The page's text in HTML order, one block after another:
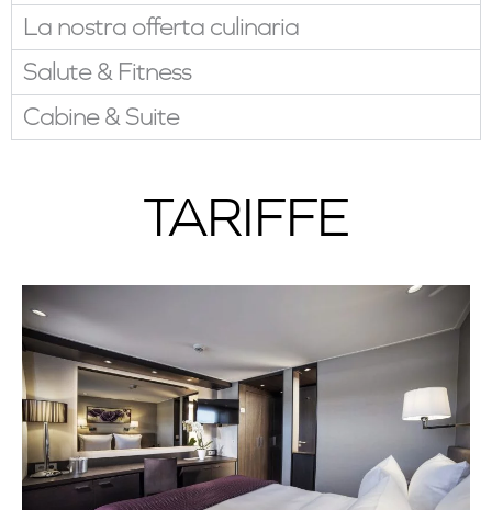
La nostra offerta culinaria
Salute & Fitness
Cabine & Suite
TARIFFE